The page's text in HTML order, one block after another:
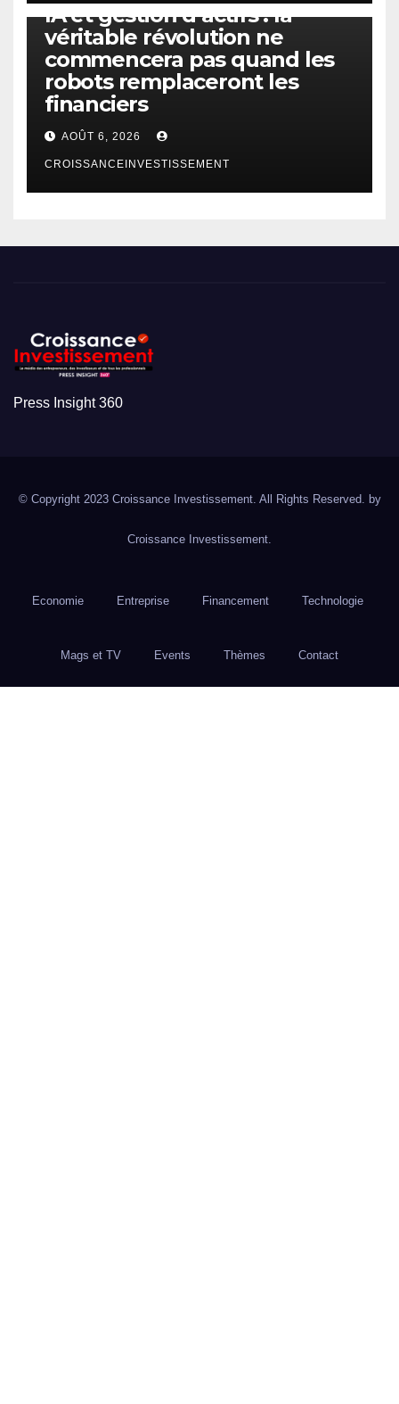
IA et gestion d’actifs : la
véritable révolution ne
commencera pas quand les
robots remplaceront les
financiers
AOÛT 6, 2026
CROISSANCEINVESTISSEMENT
Press Insight 360
© Copyright 2023 Croissance Investissement. All Rights Reserved. by
Croissance Investissement.
Economie Entreprise Financement Technologie
Mags et TV Events Thèmes Contact